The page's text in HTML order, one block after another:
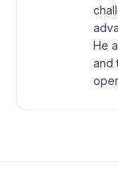
He
and